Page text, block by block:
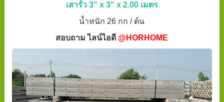
เสารั้ว 3" x 3" x 2.00 เมตร
น้ำหนัก 26 กก / ต้น
สอบถาม ไลน์ไอดี @HORHOME